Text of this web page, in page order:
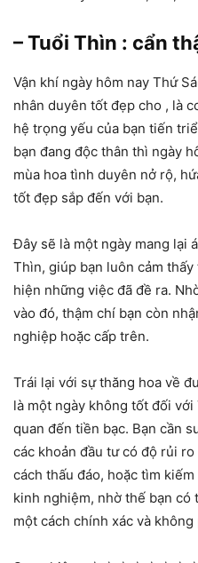
– Tuổi Thìn : cẩn
Vận khí ngày hôm nay Thứ
nhân duyên tốt đẹp cho , là
hệ trọng yếu của bạn tiến
bạn đang độc thân thì ngày
mùa hoa tình duyên nở rộ,
tốt đẹp sắp đến với bạn.
Đây sẽ là một ngày mang lại
Thìn, giúp bạn luôn cảm
hiện những việc đã đề ra.
vào đó, thậm chí bạn còn
nghiệp hoặc cấp trên.
Trái lại với sự thăng hoa về
là một ngày không tốt đối
quan đến tiền bạc. Bạn cần
các khoản đầu tư có độ rủi
cách thấu đáo, hoặc tìm
kinh nghiệm, nhờ thế bạn
một cách chính xác và